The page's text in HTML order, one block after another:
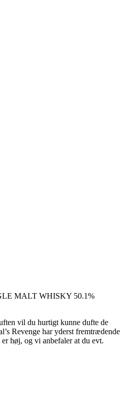
MALT WHISKY 50.1%
vil du hurtigt kunne dufte de
Revenge har yderst fremtrædende
høj, og vi anbefaler at du evt.